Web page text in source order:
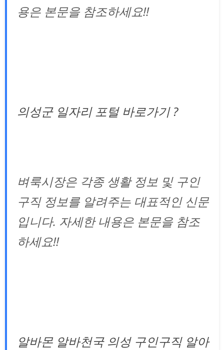
용은 본문을 참조하세요!!
의성군 일자리 포털 바로가기 ?
벼룩시장은 각종 생활 정보 및 구인
구직 정보를 알려주는 대표적인 신문
입니다. 자세한 내용은 본문을 참조
하세요!!
알바몬 알바천국 의성 구인구직 알아